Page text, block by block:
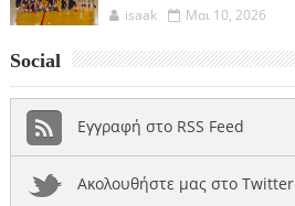
isaak Μαι 10, 2026
Social
Εγγραφή στο RSS Feed
Ακολουθήστε μας στο Twitter